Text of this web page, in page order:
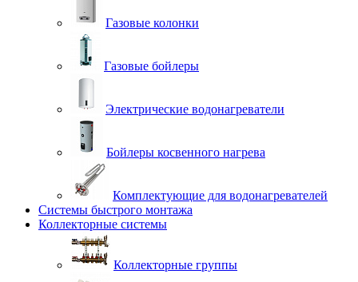
Газовые колонки
Газовые бойлеры
Электрические водонагреватели
Бойлеры косвенного нагрева
Комплектующие для водонагревателей
Системы быстрого монтажа
Коллекторные системы
Коллекторные группы